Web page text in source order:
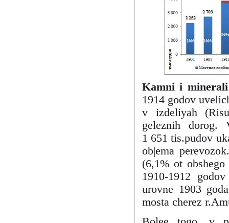
Kamni i
1914 godov
v izdeliyah
geleznih dorog.
1 651 tis.pudov
ob|ema
(6,1% ot
1910-1912
urovne 1903
mosta cherez